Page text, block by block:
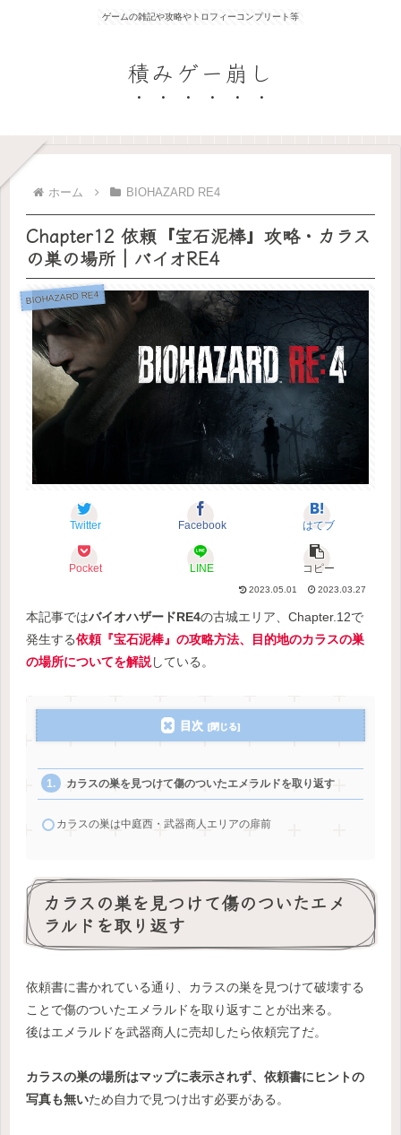
ゲームの雑記や攻略やトロフィーコンプリート等
積みゲー崩し
ホーム BIOHAZARD RE4
Chapter12 依頼『宝石泥棒』攻略・カラス
の巣の場所｜バイオRE4
BIOHAZARD RE4
Twitter Facebook はてブ
Pocket LINE コピー
2023.05.01 2023.03.27
本記事ではバイオハザードRE4の古城エリア、Chapter.12で
発生する依頼『宝石泥棒』の攻略方法、目的地のカラスの巣
の場所についてを解説している。
目次
カラスの巣を見つけて傷のついたエメラルドを取り返す
カラスの巣は中庭西・武器商人エリアの扉前
カラスの巣を見つけて傷のついたエメ
ラルドを取り返す
依頼書に書かれている通り、カラスの巣を見つけて破壊する
ことで傷のついたエメラルドを取り返すことが出来る。
後はエメラルドを武器商人に売却したら依頼完了だ。
カラスの巣の場所はマップに表示されず、依頼書にヒントの
写真も無いため自力で見つけ出す必要がある。